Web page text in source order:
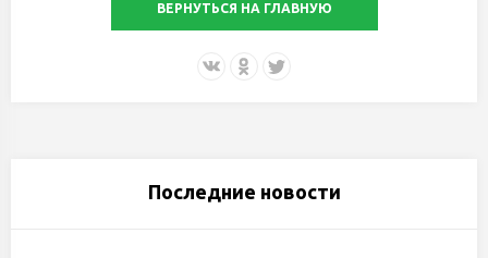
ВЕРНУТЬСЯ НА ГЛАВНУЮ
Последние новости